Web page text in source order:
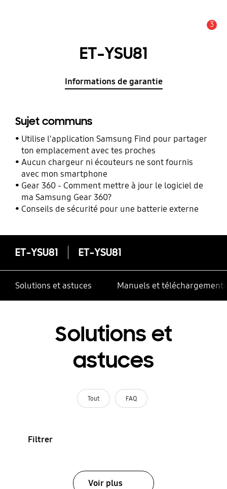
3
ET-YSU81
Informations de garantie
Sujet communs
Utilise l'application Samsung Find pour partager
ton emplacement avec tes proches
Aucun chargeur ni écouteurs ne sont fournis
avec mon smartphone
Gear 360 - Comment mettre à jour le logiciel de
ma Samsung Gear 360?
Conseils de sécurité pour une batterie externe
ET-YSU81 ET-YSU81
Solutions et astuces Manuels et téléchargements
Solutions et
astuces
Tout FAQ
Filtrer
Voir plus